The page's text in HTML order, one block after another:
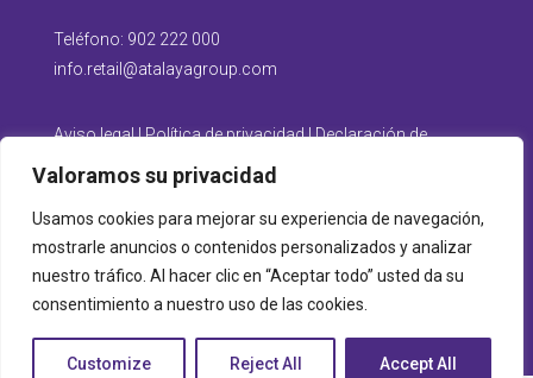
Valoramos su privacidad
Usamos cookies para mejorar su experiencia de navegación,
mostrarle anuncios o contenidos personalizados y analizar
nuestro tráfico. Al hacer clic en “Aceptar todo” usted da su
consentimiento a nuestro uso de las cookies.
Customize Reject All Accept All
Teléfono: 902 222 000
info.retail@atalayagroup.com
Aviso legal|Política de privacidad|Declaración de
compromiso con PBCyFT y anticorrupción
© 2023. Atalaya Superficies Comerciales